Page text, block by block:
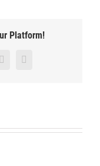
Platform!
Pinterest